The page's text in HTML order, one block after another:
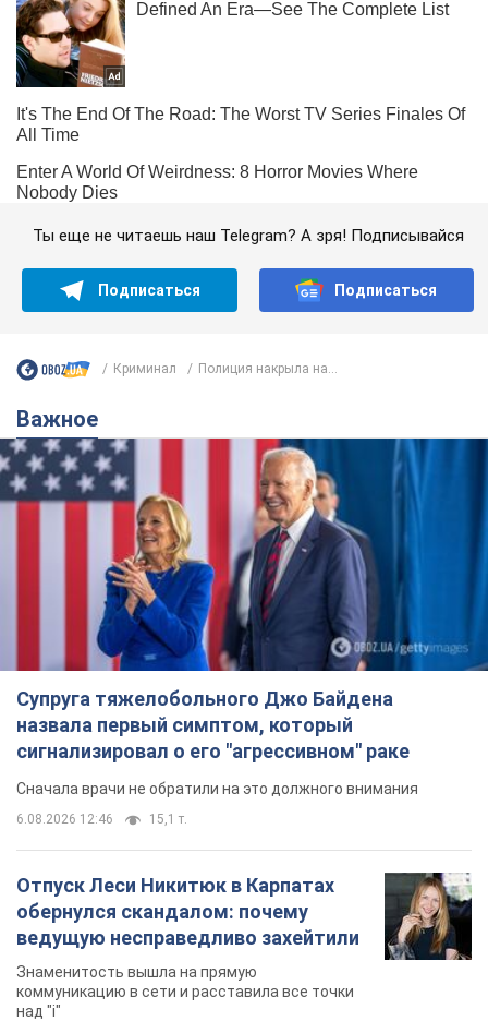
Ты еще не читаешь наш Telegram? А зря! Подписывайся
Подписаться Подписаться
Криминал Полиция накрыла на...
Важное
Супруга тяжелобольного Джо Байдена
назвала первый симптом, который
сигнализировал о его "агрессивном" раке
Сначала врачи не обратили на это должного внимания
6.08.2026 12:46 15,1 т.
Отпуск Леси Никитюк в Карпатах
обернулся скандалом: почему
ведущую несправедливо захейтили
Знаменитость вышла на прямую
коммуникацию в сети и расставила все точки
над "i"